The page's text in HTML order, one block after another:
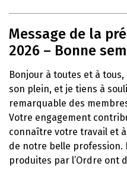
Message de la
2026 – Bonne
Bonjour à toutes et à tous,
son plein, et je tiens à
remarquable des
Votre engagement
connaître votre travail et
de notre belle profession.
produites par l’Ordre ont